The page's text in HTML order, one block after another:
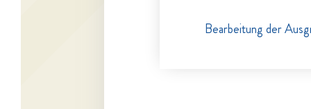
Bearbeitung der